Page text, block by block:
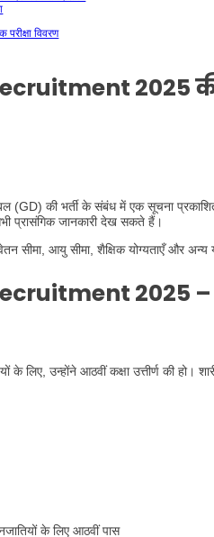
विवरण
2025
(GD) की भर्ती के संबंध में एक सूचना
प्रासंगिक जानकारी देख सकते हैं।
सीमा, आयु सीमा, शैक्षिक योग्यताएँ और
2025
के लिए, उन्होंने आठवीं कक्षा उत्तीर्ण की हो।
के लिए आठवीं पास